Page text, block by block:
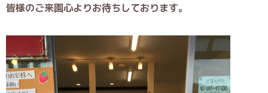
皆様のご来園心よりお待ちしております。